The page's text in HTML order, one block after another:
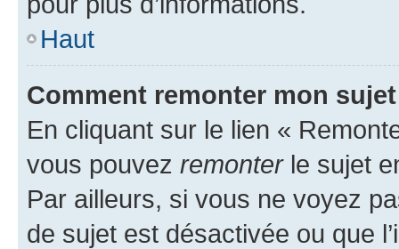
Haut
Comment remonter mon
En cliquant sur le lien «
vous pouvez remonterle sujet
Par ailleurs, si vous ne voyez
de sujet est désactivée ou que